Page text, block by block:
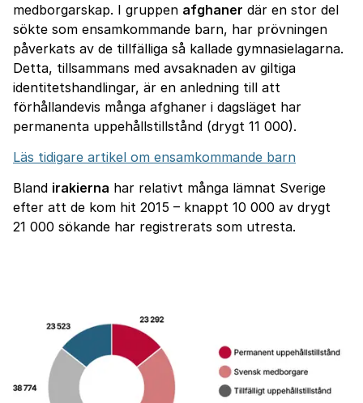
medborgarskap. I gruppen afghaner där en stor del
sökte som ensamkommande barn, har prövningen
påverkats av de tillfälliga så kallade gymnasielagarna.
Detta, tillsammans med avsaknaden av giltiga
identitetshandlingar, är en anledning till att
förhållandevis många afghaner i dagsläget har
permanenta uppehållstillstånd (drygt 11 000).
Läs tidigare artikel om ensamkommande barn
Bland irakierna har relativt många lämnat Sverige
efter att de kom hit 2015 – knappt 10 000 av drygt
21 000 sökande har registrerats som utresta.